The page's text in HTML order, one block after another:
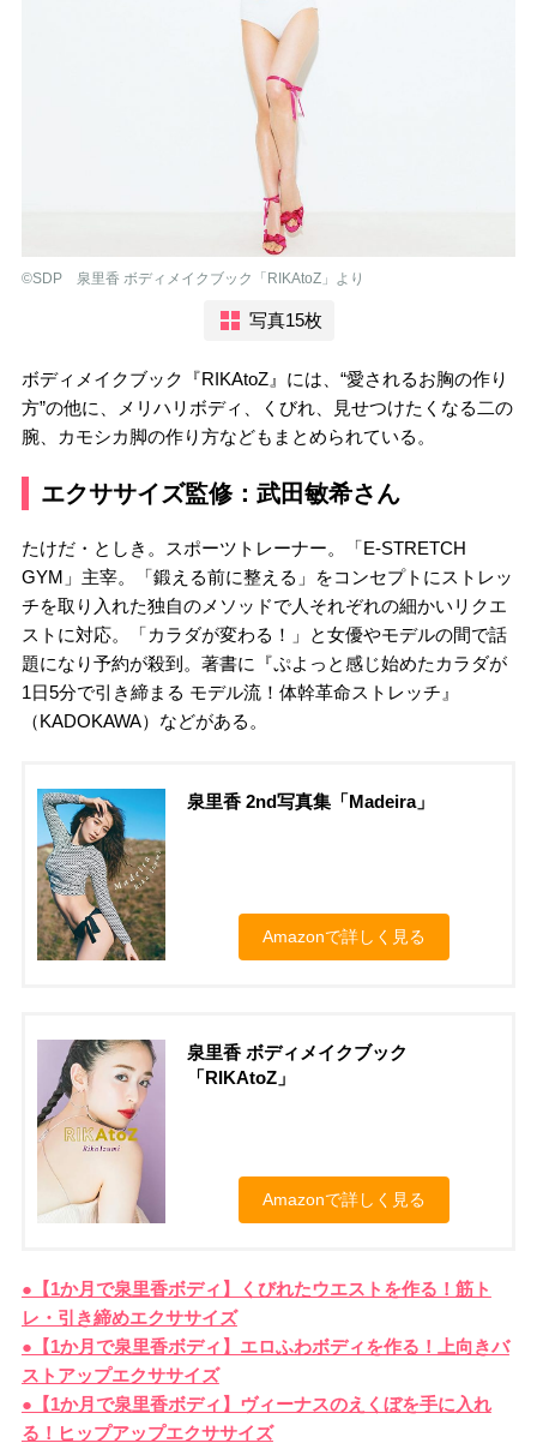
©︎SDP 泉里香 ボディメイクブック「RIKAtoZ」より
写真15枚
ボディメイクブック『RIKAtoZ』には、“愛されるお胸の作り
方”の他に、メリハリボディ、くびれ、見せつけたくなる二の
腕、カモシカ脚の作り方などもまとめられている。
エクササイズ監修：武田敏希さん
たけだ・としき。スポーツトレーナー。「E-STRETCH
GYM」主宰。「鍛える前に整える」をコンセプトにストレッ
チを取り入れた独自のメソッドで人それぞれの細かいリクエ
ストに対応。「カラダが変わる！」と女優やモデルの間で話
題になり予約が殺到。著書に『ぷよっと感じ始めたカラダが
1日5分で引き締まる モデル流！体幹革命ストレッチ』
（KADOKAWA）などがある。
泉里香 2nd写真集「Madeira」
Amazonで詳しく見る
泉里香 ボディメイクブック
「RIKAtoZ」
Amazonで詳しく見る
●【1か月で泉里香ボディ】くびれたウエストを作る！筋ト
レ・引き締めエクササイズ
●【1か月で泉里香ボディ】エロふわボディを作る！上向きバ
ストアップエクササイズ
●【1か月で泉里香ボディ】ヴィーナスのえくぼを手に入れ
る！ヒップアップエクササイズ